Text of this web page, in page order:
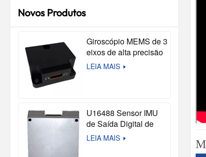
Novos Produtos
Giroscópio MEMS de 3
eixos de alta precisão
M3G-210 (Compatível
LEIA MAIS
U16488 Sensor IMU
de Saída Digital de
Alta Precisão MEMS,
LEIA MAIS